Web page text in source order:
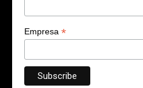
Empresa *